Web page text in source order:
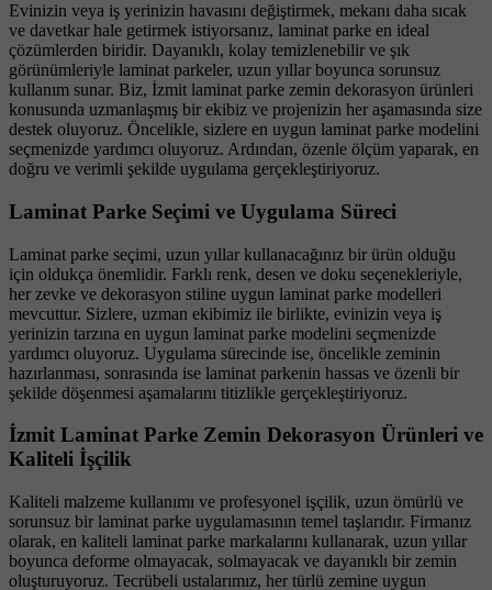
Evinizin veya iş yerinizin havasını değiştirmek, mekanı daha sıcak
ve davetkar hale getirmek istiyorsanız, laminat parke en ideal
çözümlerden biridir. Dayanıklı, kolay temizlenebilir ve şık
görünümleriyle laminat parkeler, uzun yıllar boyunca sorunsuz
kullanım sunar. Biz, İzmit laminat parke zemin dekorasyon ürünleri
konusunda uzmanlaşmış bir ekibiz ve projenizin her aşamasında size
destek oluyoruz. Öncelikle, sizlere en uygun laminat parke modelini
seçmenizde yardımcı oluyoruz. Ardından, özenle ölçüm yaparak, en
doğru ve verimli şekilde uygulama gerçekleştiriyoruz.
Laminat Parke Seçimi ve Uygulama Süreci
Laminat parke seçimi, uzun yıllar kullanacağınız bir ürün olduğu
için oldukça önemlidir. Farklı renk, desen ve doku seçenekleriyle,
her zevke ve dekorasyon stiline uygun laminat parke modelleri
mevcuttur. Sizlere, uzman ekibimiz ile birlikte, evinizin veya iş
yerinizin tarzına en uygun laminat parke modelini seçmenizde
yardımcı oluyoruz. Uygulama sürecinde ise, öncelikle zeminin
hazırlanması, sonrasında ise laminat parkenin hassas ve özenli bir
şekilde döşenmesi aşamalarını titizlikle gerçekleştiriyoruz.
İzmit Laminat Parke Zemin Dekorasyon Ürünleri ve
Kaliteli İşçilik
Kaliteli malzeme kullanımı ve profesyonel işçilik, uzun ömürlü ve
sorunsuz bir laminat parke uygulamasının temel taşlarıdır. Firmanız
olarak, en kaliteli laminat parke markalarını kullanarak, uzun yıllar
boyunca deforme olmayacak, solmayacak ve dayanıklı bir zemin
oluşturuyoruz. Tecrübeli ustalarımız, her türlü zemine uygun